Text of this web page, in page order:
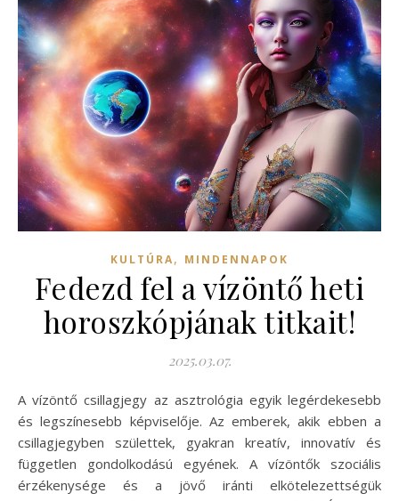
KULTÚRA, MINDENNAPOK
Fedezd fel a vízöntő heti
horoszkópjának titkait!
2025.03.07.
A vízöntő csillagjegy az asztrológia egyik legérdekesebb
és legszínesebb képviselője. Az emberek, akik ebben a
csillagjegyben születtek, gyakran kreatív, innovatív és
független gondolkodású egyének. A vízöntők szociális
érzékenysége és a jövő iránti elkötelezettségük